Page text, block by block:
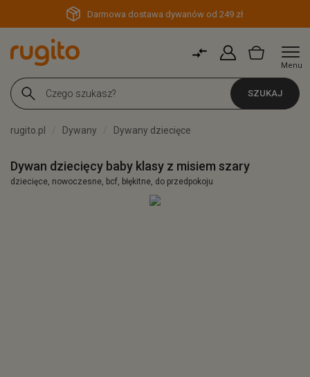
Darmowa dostawa dywanów od 249 zł
Menu
SZUKAJ
rugito.pl Dywany Dywany dziecięce
Dywan dziecięcy baby klasy z misiem szary
dziecięce, nowoczesne, bcf, błękitne, do przedpokoju